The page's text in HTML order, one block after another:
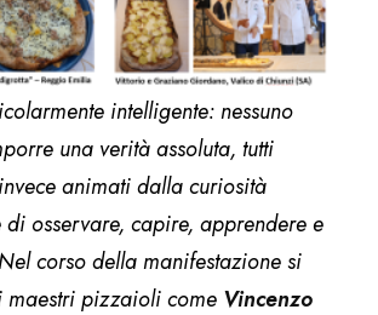
intelligente: nessuno
una verità assoluta, tutti
animati dalla curiosità
osservare, capire, apprendere e
corso della manifestazione si
maestri pizzaioli come Vincenzo